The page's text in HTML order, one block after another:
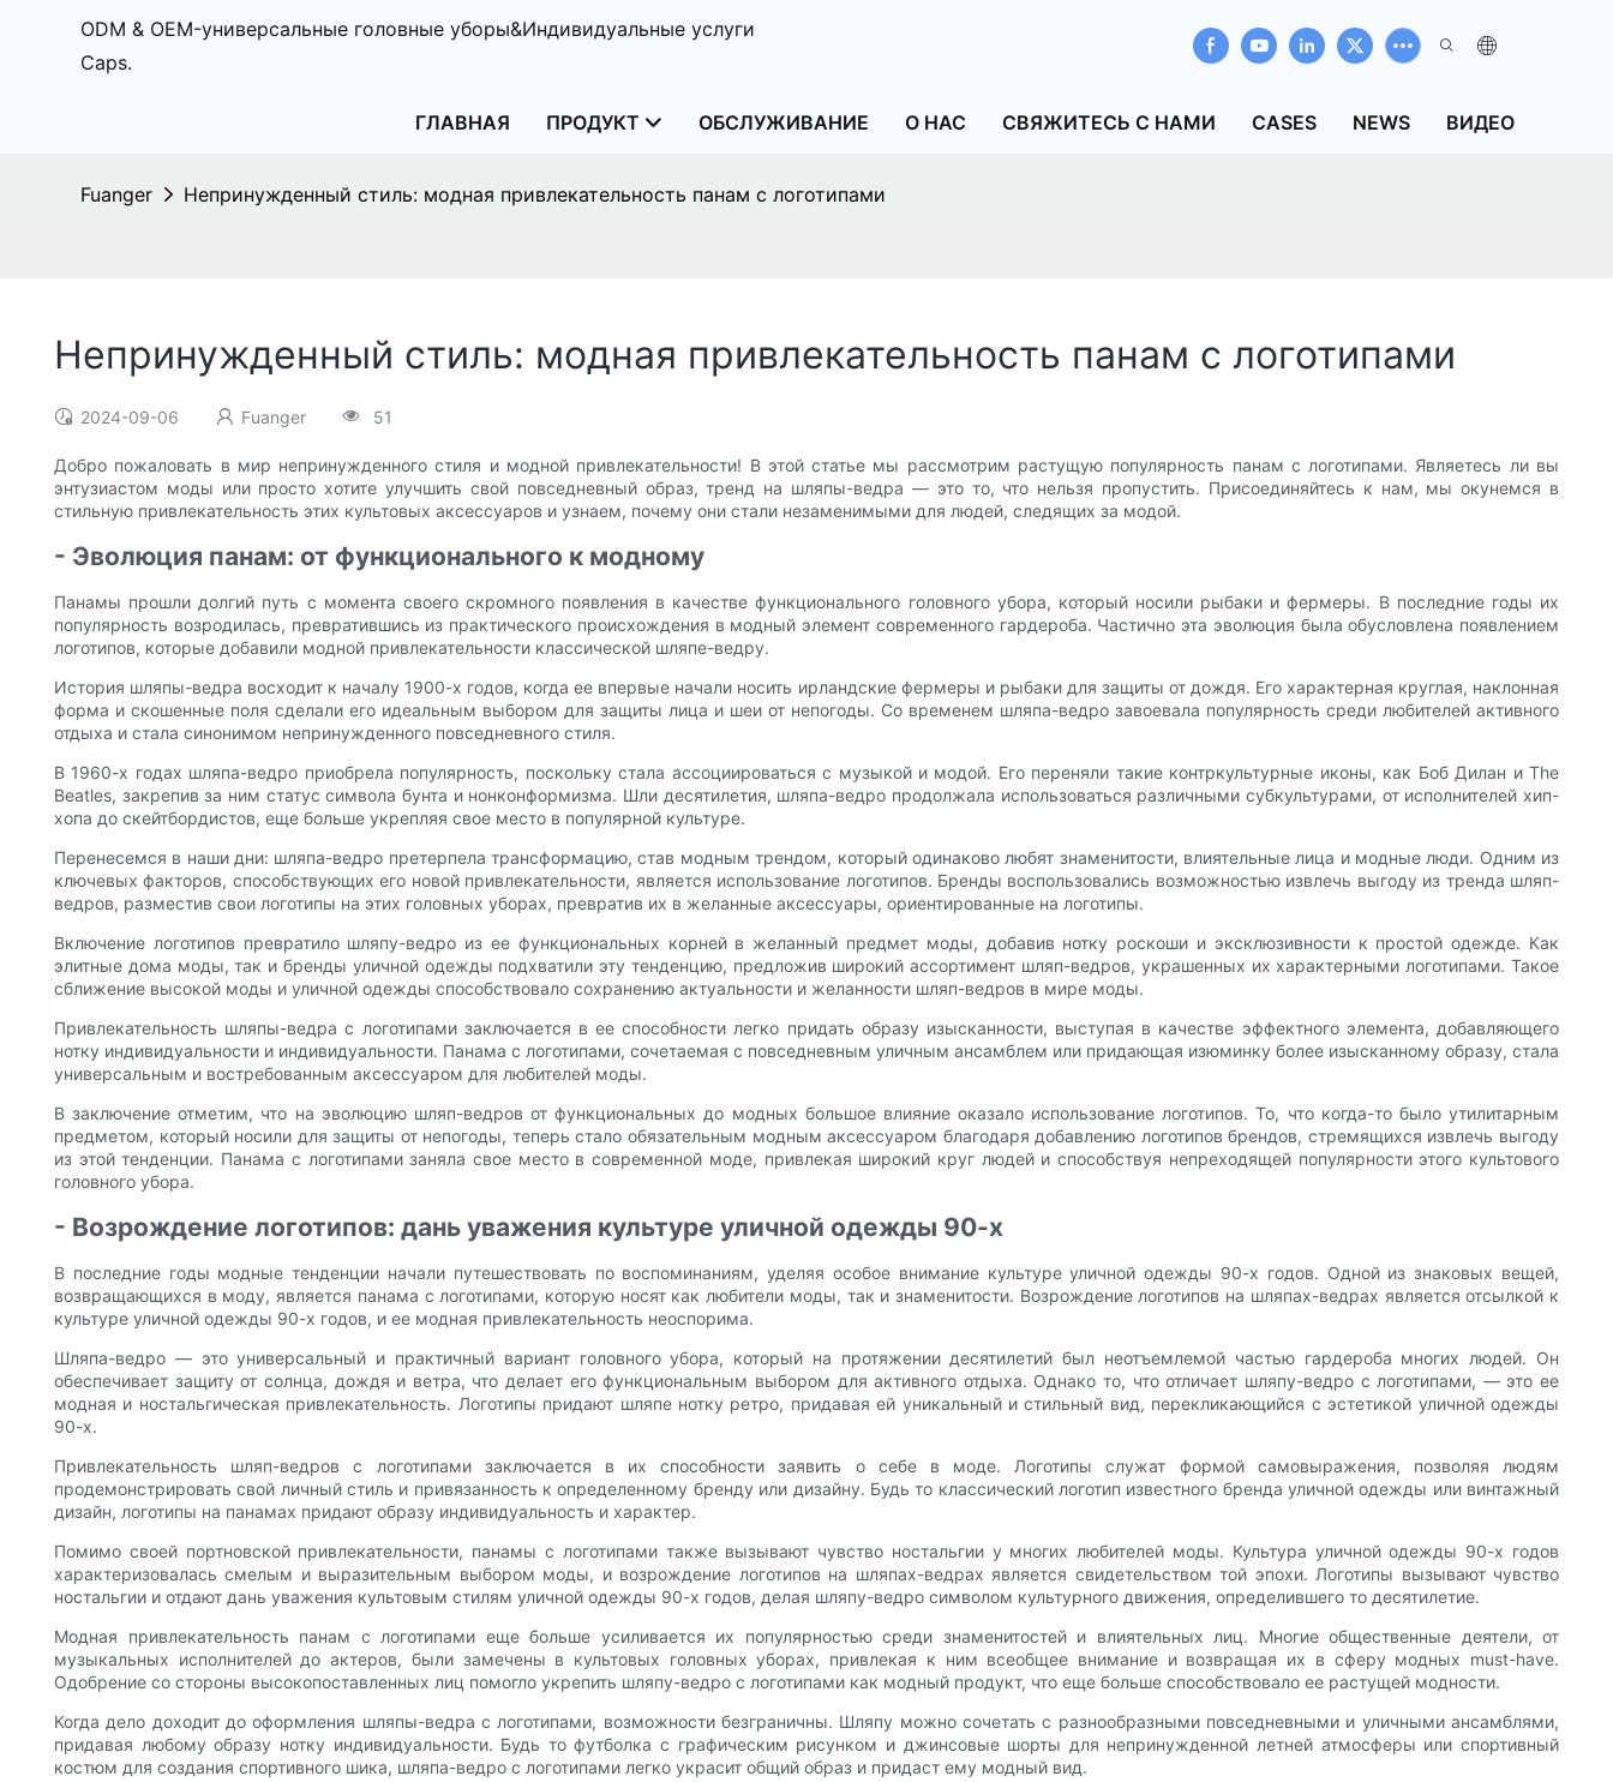
ODM & OEM-универсальные головные уборы&Индивидуальные услуги
Caps.
ГЛАВНАЯ ПРОДУКТ ОБСЛУЖИВАНИЕ О НАС СВЯЖИТЕСЬ С НАМИ CASES NEWS ВИДЕО
Fuanger Непринужденный стиль: модная привлекательность панам с логотипами
Непринужденный стиль: модная привлекательность панам с логотипами
2024-09-06 Fuanger 51
Добро пожаловать в мир непринужденного стиля и модной привлекательности! В этой статье мы рассмотрим растущую популярность панам с логотипами. Являетесь ли вы
энтузиастом моды или просто хотите улучшить свой повседневный образ, тренд на шляпы-ведра — это то, что нельзя пропустить. Присоединяйтесь к нам, мы окунемся в
стильную привлекательность этих культовых аксессуаров и узнаем, почему они стали незаменимыми для людей, следящих за модой.
- Эволюция панам: от функционального к модному
Панамы прошли долгий путь с момента своего скромного появления в качестве функционального головного убора, который носили рыбаки и фермеры. В последние годы их
популярность возродилась, превратившись из практического происхождения в модный элемент современного гардероба. Частично эта эволюция была обусловлена ​​появлением
логотипов, которые добавили модной привлекательности классической шляпе-ведру.
История шляпы-ведра восходит к началу 1900-х годов, когда ее впервые начали носить ирландские фермеры и рыбаки для защиты от дождя. Его характерная круглая, наклонная
форма и скошенные поля сделали его идеальным выбором для защиты лица и шеи от непогоды. Со временем шляпа-ведро завоевала популярность среди любителей активного
отдыха и стала синонимом непринужденного повседневного стиля.
В 1960-х годах шляпа-ведро приобрела популярность, поскольку стала ассоциироваться с музыкой и модой. Его переняли такие контркультурные иконы, как Боб Дилан и The
Beatles, закрепив за ним статус символа бунта и нонконформизма. Шли десятилетия, шляпа-ведро продолжала использоваться различными субкультурами, от исполнителей хип-
хопа до скейтбордистов, еще больше укрепляя свое место в популярной культуре.
Перенесемся в наши дни: шляпа-ведро претерпела трансформацию, став модным трендом, который одинаково любят знаменитости, влиятельные лица и модные люди. Одним из
ключевых факторов, способствующих его новой привлекательности, является использование логотипов. Бренды воспользовались возможностью извлечь выгоду из тренда шляп-
ведров, разместив свои логотипы на этих головных уборах, превратив их в желанные аксессуары, ориентированные на логотипы.
Включение логотипов превратило шляпу-ведро из ее функциональных корней в желанный предмет моды, добавив нотку роскоши и эксклюзивности к простой одежде. Как
элитные дома моды, так и бренды уличной одежды подхватили эту тенденцию, предложив широкий ассортимент шляп-ведров, украшенных их характерными логотипами. Такое
сближение высокой моды и уличной одежды способствовало сохранению актуальности и желанности шляп-ведров в мире моды.
Привлекательность шляпы-ведра с логотипами заключается в ее способности легко придать образу изысканности, выступая в качестве эффектного элемента, добавляющего
нотку индивидуальности и индивидуальности. Панама с логотипами, сочетаемая с повседневным уличным ансамблем или придающая изюминку более изысканному образу, стала
универсальным и востребованным аксессуаром для любителей моды.
В заключение отметим, что на эволюцию шляп-ведров от функциональных до модных большое влияние оказало использование логотипов. То, что когда-то было утилитарным
предметом, который носили для защиты от непогоды, теперь стало обязательным модным аксессуаром благодаря добавлению логотипов брендов, стремящихся извлечь выгоду
из этой тенденции. Панама с логотипами заняла свое место в современной моде, привлекая широкий круг людей и способствуя непреходящей популярности этого культового
головного убора.
- Возрождение логотипов: дань уважения культуре уличной одежды 90-х
В последние годы модные тенденции начали путешествовать по воспоминаниям, уделяя особое внимание культуре уличной одежды 90-х годов. Одной из знаковых вещей,
возвращающихся в моду, является панама с логотипами, которую носят как любители моды, так и знаменитости. Возрождение логотипов на шляпах-ведрах является отсылкой к
культуре уличной одежды 90-х годов, и ее модная привлекательность неоспорима.
Шляпа-ведро — это универсальный и практичный вариант головного убора, который на протяжении десятилетий был неотъемлемой частью гардероба многих людей. Он
обеспечивает защиту от солнца, дождя и ветра, что делает его функциональным выбором для активного отдыха. Однако то, что отличает шляпу-ведро с логотипами, — это ее
модная и ностальгическая привлекательность. Логотипы придают шляпе нотку ретро, ​​придавая ей уникальный и стильный вид, перекликающийся с эстетикой уличной одежды
90-х.
Привлекательность шляп-ведров с логотипами заключается в их способности заявить о себе в моде. Логотипы служат формой самовыражения, позволяя людям
продемонстрировать свой личный стиль и привязанность к определенному бренду или дизайну. Будь то классический логотип известного бренда уличной одежды или винтажный
дизайн, логотипы на панамах придают образу индивидуальность и характер.
Помимо своей портновской привлекательности, панамы с логотипами также вызывают чувство ностальгии у многих любителей моды. Культура уличной одежды 90-х годов
характеризовалась смелым и выразительным выбором моды, и возрождение логотипов на шляпах-ведрах является свидетельством той эпохи. Логотипы вызывают чувство
ностальгии и отдают дань уважения культовым стилям уличной одежды 90-х годов, делая шляпу-ведро символом культурного движения, определившего то десятилетие.
Модная привлекательность панам с логотипами еще больше усиливается их популярностью среди знаменитостей и влиятельных лиц. Многие общественные деятели, от
музыкальных исполнителей до актеров, были замечены в культовых головных уборах, привлекая к ним всеобщее внимание и возвращая их в сферу модных must-have.
Одобрение со стороны высокопоставленных лиц помогло укрепить шляпу-ведро с логотипами как модный продукт, что еще больше способствовало ее растущей модности.
Когда дело доходит до оформления шляпы-ведра с логотипами, возможности безграничны. Шляпу можно сочетать с разнообразными повседневными и уличными ансамблями,
придавая любому образу нотку индивидуальности. Будь то футболка с графическим рисунком и джинсовые шорты для непринужденной летней атмосферы или спортивный
костюм для создания спортивного шика, шляпа-ведро с логотипами легко украсит общий образ и придаст ему модный вид.